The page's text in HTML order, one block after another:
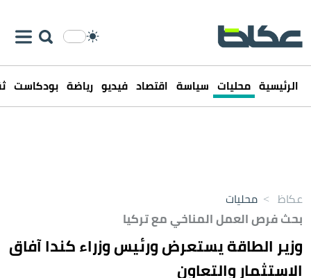
الرئيسية محليات سياسة اقتصاد فيديو رياضة بودكاست
عكاظ > محليات
بحث فرص العمل المناخي مع تركيا
وزير الطاقة يستعرض ورئيس وزراء كندا آفاق
الاستثمار والتعاون